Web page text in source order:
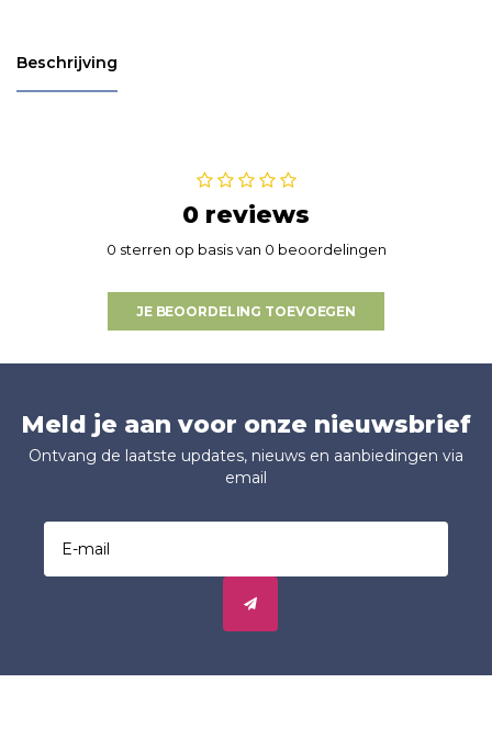
Beschrijving
0 reviews
0 sterren op basis van 0 beoordelingen
JE BEOORDELING TOEVOEGEN
Meld je aan voor onze nieuwsbrief
Ontvang de laatste updates, nieuws en aanbiedingen via
email